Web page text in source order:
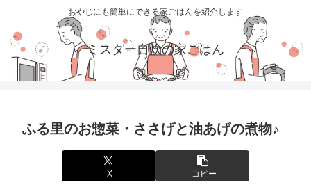
おやじにも簡単にできる家ごはんを紹介します
ミスター自炊の家ごはん
ふる里のお惣菜・ささげと油あげの煮物♪
X コピー